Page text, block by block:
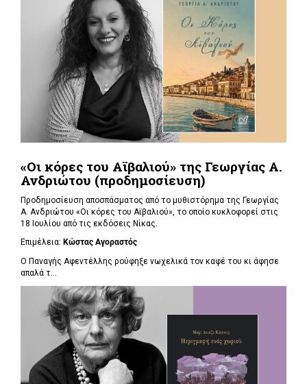
«Οι κόρες του Αϊβαλιού» της Γεωργίας Α.
Ανδριώτου (προδημοσίευση)
Προδημοσίευση αποσπάσματος από το μυθιστόρημα της Γεωργίας
Α. Ανδριώτου «Οι κόρες του Αϊβαλιού», το οποίο κυκλοφορεί στις
18 Ιουλίου από τις εκδόσεις Νίκας.
Επιμέλεια: Κώστας Αγοραστός
Ο Παναγής Αφεντέλλης ρούφηξε νωχελικά τον καφέ του κι άφησε
απαλά τ...